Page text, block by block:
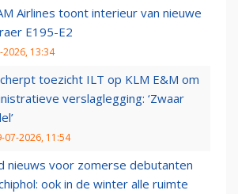
Airlines toont interieur van nieuwe
E195-E2
2026, 13:34
toezicht ILT op KLM E&M om
verslaglegging: ‘Zwaar
07-2026, 11:54
nieuws voor zomerse debutanten
ook in de winter alle ruimte